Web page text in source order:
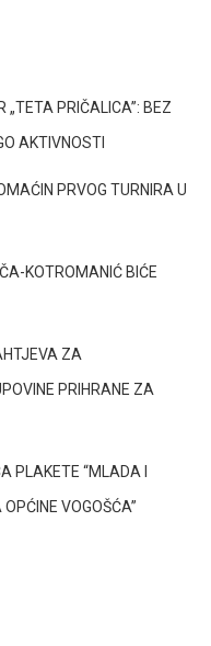
„TETA PRIČALICA”: BEZ
AKTIVNOSTI
PRVOG TURNIRA U
KOTROMANIĆ BIĆE
ZA
PRIHRANE ZA
PLAKETE “MLADA I
VOGOŠĆA”